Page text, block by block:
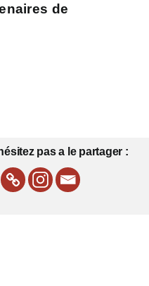
de
pas a le partager :